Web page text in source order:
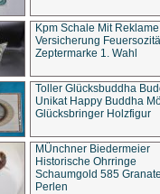
Kpm Schale Mit Reklame
Versicherung
Zeptermarke 1. Wahl
Toller Glücksbuddha
Unikat Happy Buddha
Glücksbringer Holzfigur
MÜnchner Biedermeier
Historische Ohrringe
Schaumgold 585
Perlen